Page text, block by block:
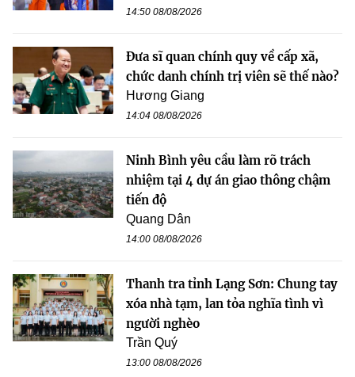
14:50 08/08/2026
Đưa sĩ quan chính quy về cấp xã,
chức danh chính trị viên sẽ thế nào?
Hương Giang
14:04 08/08/2026
Ninh Bình yêu cầu làm rõ trách
nhiệm tại 4 dự án giao thông chậm
tiến độ
Quang Dân
14:00 08/08/2026
Thanh tra tỉnh Lạng Sơn: Chung tay
xóa nhà tạm, lan tỏa nghĩa tình vì
người nghèo
Trần Quý
13:00 08/08/2026